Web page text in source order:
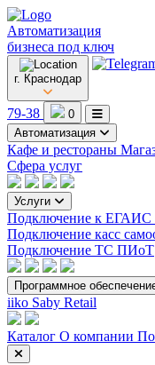
Автоматизация
бизнеса под ключ
г. Краснодар
79-38
0
Автоматизация
Кафе и рестораны
Сфера услуг
Услуги
Подключение к ЕГАИС
Подключение касс
Подключение ТС ПИоТ
Программное
iiko Saby Retail
Каталог О компании